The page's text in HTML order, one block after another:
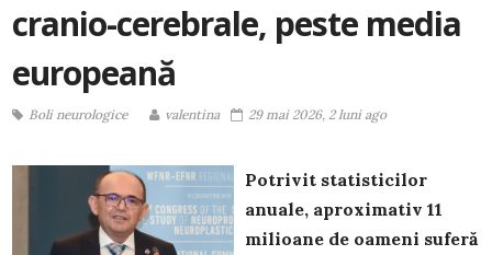
cranio-cerebrale, peste media
europeană
Boli neurologice valentina 29 mai 2026, 2 luni ago
Potrivit statisticilor
anuale, aproximativ 11
milioane de oameni suferă